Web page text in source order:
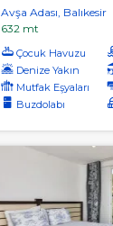
Avşa Adası, Balıkesir
632 mt
Çocuk Havuzu
Denize Yakın
Mutfak Eşyaları
Buzdolabı